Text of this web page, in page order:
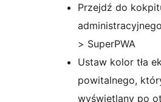
Przejdź do
> SuperPWA
Ustaw kolor tła
powitalnego,
wyświetlany po